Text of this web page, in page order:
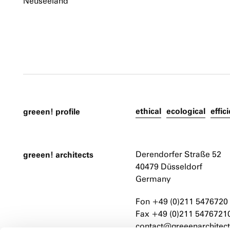
greeen! profile ethical ecological
greeen! architects
Derendorfer Straße 52
40479 Düsseldorf
Germany
Fon +49 (0)211 5476720
Fax +49 (0)211